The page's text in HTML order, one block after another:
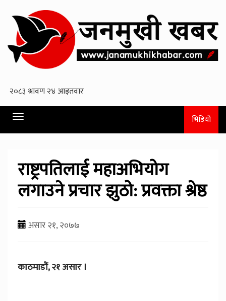
Toggle
navigation
भिडियो
राष्ट्रपतिलाई महाअभियोग
लगाउने प्रचार झुठो: प्रवक्ता श्रेष्ठ
असार २१, २०७७
काठमाडौं, २१ असार ।